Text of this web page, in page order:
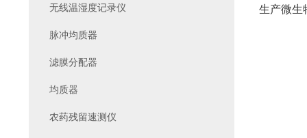
生产微生
无线温湿度记录仪
脉冲均质器
滤膜分配器
均质器
农药残留速测仪